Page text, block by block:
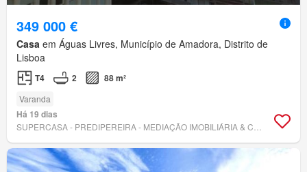
349 000 €
Casa em Águas Livres, Município de Amadora, Distrito de
Lisboa
T4 2 88 m²
Varanda
Há 19 dias